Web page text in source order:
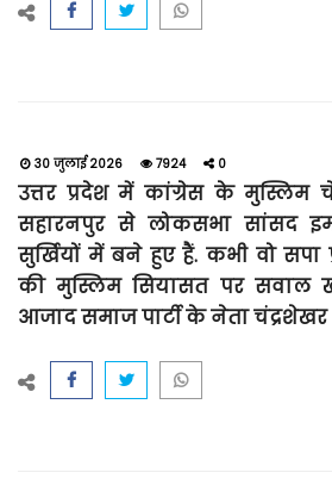
30 जुलाई 2026 7924 0
उत्तर प्रदेश में कांग्रेस के मुस्लिम
सहारनपुर से लोकसभा सांसद
सुर्खियों में बने हुए हैं. कभी वो
की मुस्लिम सियासत पर सवाल
आजाद समाज पार्टी के नेता